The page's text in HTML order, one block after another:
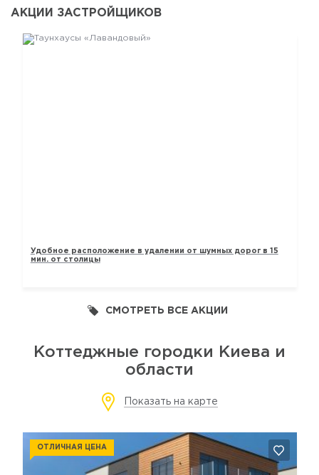
АКЦИИ ЗАСТРОЙЩИКОВ
Удобное расположение в удалении от шумных дорог в 15
мин. от столицы
СМОТРЕТЬ ВСЕ АКЦИИ
Коттеджные городки Киева и
области
Показать на карте
ОТЛИЧНАЯ ЦЕНА